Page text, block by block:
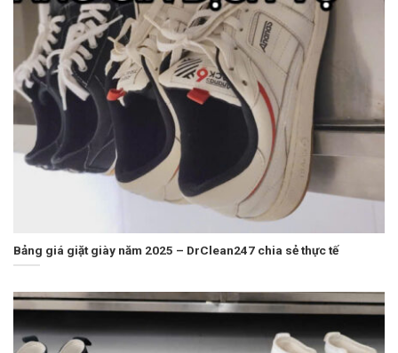
Bảng giá giặt giày năm 2025 – DrClean247 chia sẻ thực tế